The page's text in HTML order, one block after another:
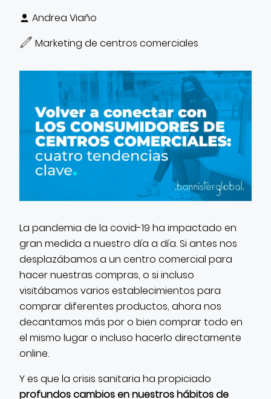
Andrea Viaño
Marketing de centros comerciales
La pandemia de la covid-19 ha impactado en
gran medida a nuestro día a día. Si antes nos
desplazábamos a un centro comercial para
hacer nuestras compras, o si incluso
visitábamos varios establecimientos para
comprar diferentes productos, ahora nos
decantamos más por o bien comprar todo en
el mismo lugar o incluso hacerlo directamente
online.
Y es que la crisis sanitaria ha propiciado
profundos cambios en nuestros hábitos de